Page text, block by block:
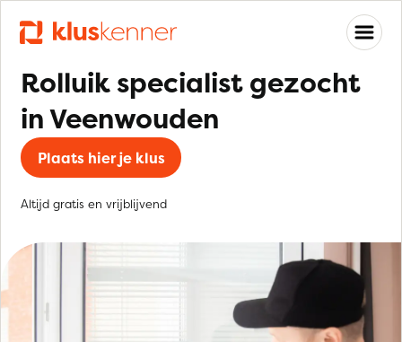
Rolluik specialist gezocht
in Veenwouden
Plaats hier je klus
Altijd gratis en vrijblijvend